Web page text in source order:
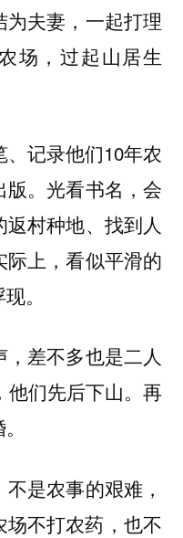
夫妻，一起打理
场，过起山居生
记录他们10年农
。光看书名，会
村种地、找到人
上，看似平滑的
。
差不多也是二人
他们先后下山。再
是农事的艰难，
不打农药，也不